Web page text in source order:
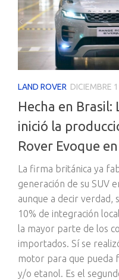
LAND ROVER DICIEMBRE
Hecha en Brasil:
inició la
Rover Evoque
La firma británica ya
generación de su SUV
aunque a decir verdad,
10% de integración
la mayor parte de los
importados. Sí se
motor para que pueda
y/o etanol. Es el